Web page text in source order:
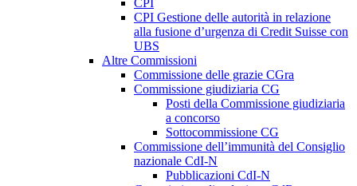
CPI
CPI Gestione delle autorità in relazione
alla fusione d’urgenza di Credit Suisse con
UBS
Altre Commissioni
Commissione delle grazie CGra
Commissione giudiziaria CG
Posti della Commissione giudiziaria
a concorso
Sottocommissione CG
Commissione dell’immunità del Consiglio
nazionale CdI-N
Pubblicazioni CdI-N